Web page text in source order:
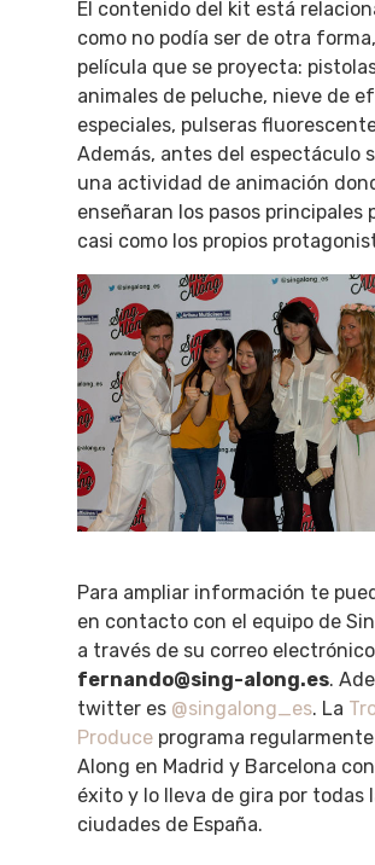
El contenido del kit está
como no podía ser de otra
película que se proyecta:
animales de peluche, nieve de
especiales, pulseras
Además, antes del espectáculo
una actividad de animación
enseñaran los pasos principales
casi como los propios
Para ampliar información te
en contacto con el equipo de
a través de su correo electrónico
fernando@sing-along.es.
twitter es @singalong_es. La
Produce programa
Along en Madrid y Barcelona
éxito y lo lleva de gira por todas
ciudades de España.